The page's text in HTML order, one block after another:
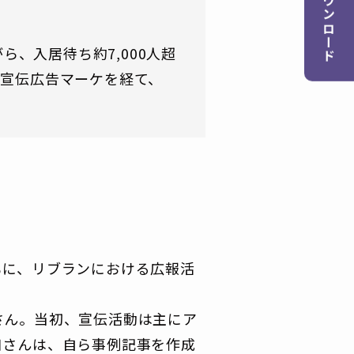
、入居待ち約7,000人超
広告マーケを経て、
、リブランにおける広報活
。当初、宣伝活動は主にア
んは、自ら事例記事を作成